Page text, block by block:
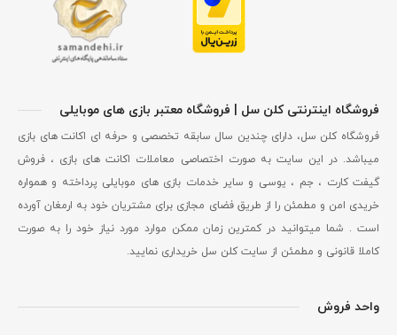
فروشگاه اینترنتی کلن سل | فروشگاه معتبر بازی های موبایلی
فروشگاه کلن سل، دارای چندین سال سابقه تخصصی و حرفه ای اکانت های بازی
میباشد. در این سایت به صورت اختصاصی معاملات اکانت های بازی ، فروش
گیفت کارت ، جم ، یوسی و سایر خدمات بازی های موبایلی پرداخته و همواره
خریدی امن و مطمئن را از طریق فضای مجازی برای مشتریان خود به ارمغان آورده
است . شما میتوانید در کمترین زمان ممکن موارد مورد نیاز خود را به صورت
کاملا قانونی و مطمئن از سایت کلن سل خریداری نمایید.
واحد فروش